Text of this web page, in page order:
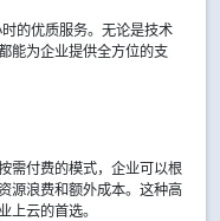
的优质服务。无论是技术
能为企业提供全方位的支
需付费的模式，企业可以根
源浪费和额外成本。这种高
上云的首选。